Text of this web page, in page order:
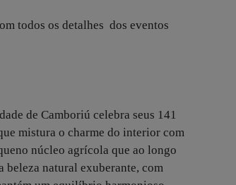
todos os detalhes dos eventos
de Camboriú celebra seus 141
mistura o charme do interior com
núcleo agrícola que ao longo
beleza natural exuberante, com